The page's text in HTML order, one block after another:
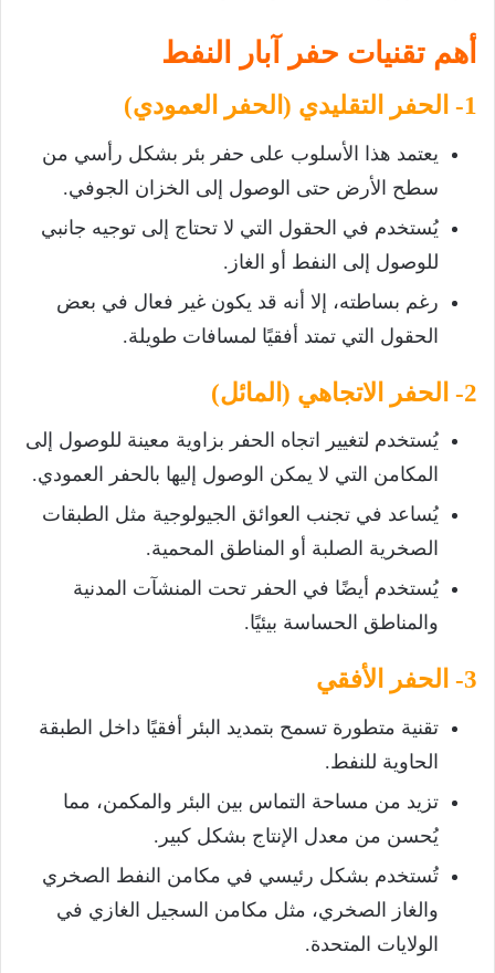
أهم تقنيات حفر آبار النفط
1- الحفر التقليدي (الحفر العمودي)
يعتمد هذا الأسلوب على حفر بئر بشكل رأسي من
سطح الأرض حتى الوصول إلى الخزان الجوفي.
يُستخدم في الحقول التي لا تحتاج إلى توجيه جانبي
للوصول إلى النفط أو الغاز.
رغم بساطته، إلا أنه قد يكون غير فعال في بعض
الحقول التي تمتد أفقيًا لمسافات طويلة.
2- الحفر الاتجاهي (المائل)
يُستخدم لتغيير اتجاه الحفر بزاوية معينة للوصول إلى
المكامن التي لا يمكن الوصول إليها بالحفر العمودي.
يُساعد في تجنب العوائق الجيولوجية مثل الطبقات
الصخرية الصلبة أو المناطق المحمية.
يُستخدم أيضًا في الحفر تحت المنشآت المدنية
والمناطق الحساسة بيئيًا.
3- الحفر الأفقي
تقنية متطورة تسمح بتمديد البئر أفقيًا داخل الطبقة
الحاوية للنفط.
تزيد من مساحة التماس بين البئر والمكمن، مما
يُحسن من معدل الإنتاج بشكل كبير.
تُستخدم بشكل رئيسي في مكامن النفط الصخري
والغاز الصخري، مثل مكامن السجيل الغازي في
الولايات المتحدة.